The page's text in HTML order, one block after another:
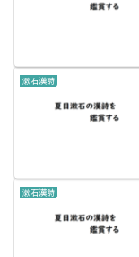
漱石漢詩
漱石漢詩